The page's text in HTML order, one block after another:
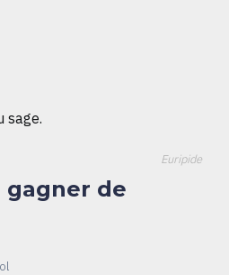
sage.
Euripide
gagner de